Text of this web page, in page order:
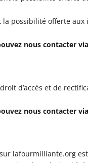
la possibilité offerte
nous contacter
d’accès et de
nous contacter
lafourmilliante.org